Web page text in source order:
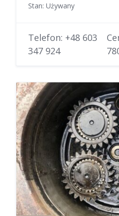
Stan: Używany
Telefon: +48 603
347 924